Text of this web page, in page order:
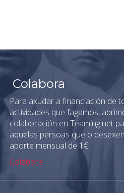
Colabora
Para axudar a financiación de
actividades que fagamos,
colaboración en Teaming.net
aquelas persoas que o
aporte mensual de 1€.
Colabora